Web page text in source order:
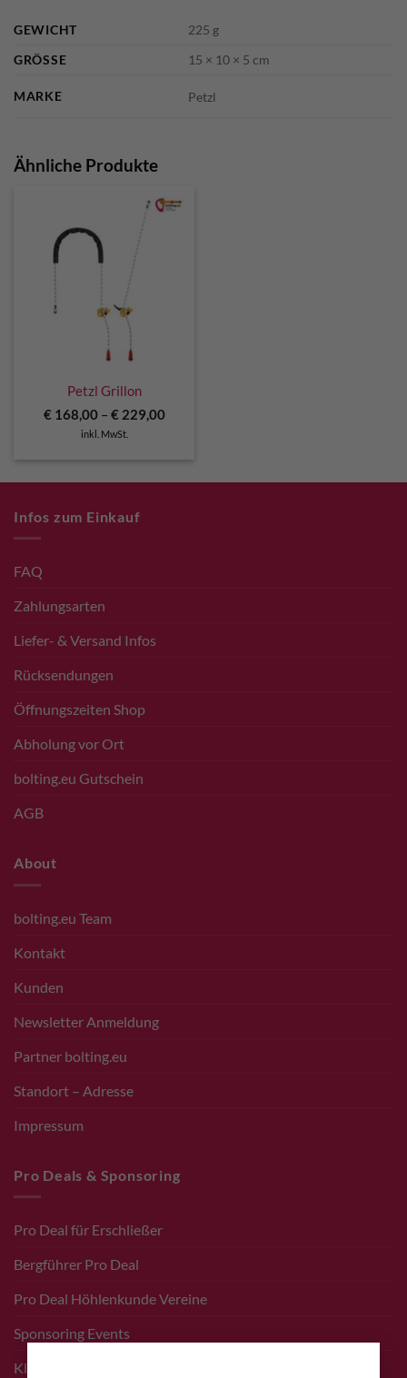
GEWICHT
225 g
GRÖSSE
15 × 10 × 5 cm
MARKE Petzl
Ähnliche Produkte
Petzl Grillon
€168,00– €229,00
inkl. MwSt.
Infos zum Einkauf
FAQ
Zahlungsarten
Liefer- & Versand Infos
Rücksendungen
Öffnungszeiten Shop
Abholung vor Ort
bolting.eu Gutschein
AGB
About
bolting.eu Team
Kontakt
Kunden
Newsletter Anmeldung
Partner bolting.eu
Standort – Adresse
Impressum
Pro Deals & Sponsoring
Pro Deal für Erschließer
Bergführer Pro Deal
Pro Deal Höhlenkunde Vereine
Sponsoring Events
Kletterführer Inserate